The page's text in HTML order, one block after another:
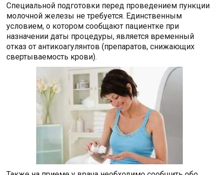
Специальной подготовки перед проведением пункции
молочной железы не требуется. Единственным
условием, о котором сообщают пациентке при
назначении даты процедуры, является временный
отказ от антикоагулянтов (препаратов, снижающих
свертываемость крови).